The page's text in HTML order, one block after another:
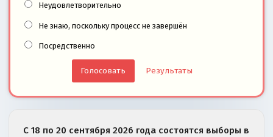
Неудовлетворительно
Не знаю, поскольку процесс не завершён
Посредственно
Результаты
С 18 по 20 сентября 2026 года состоятся выборы в